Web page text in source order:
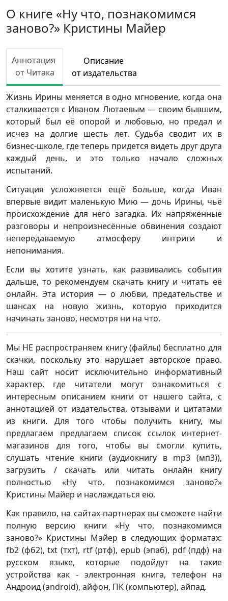
О книге «Ну что, познакомимся
заново?» Кристины Майер
Аннотация
от Читака
Описание
от издательства
Жизнь Ирины меняется в одно мгновение, когда она
сталкивается с Иваном Лютаевым — своим бывшим,
который был её опорой и любовью, но предал и
исчез на долгие шесть лет. Судьба сводит их в
бизнес-школе, где теперь придется видеть друг друга
каждый день, и это только начало сложных
испытаний.
Ситуация усложняется ещё больше, когда Иван
впервые видит маленькую Мию — дочь Ирины, чьё
происхождение для него загадка. Их напряжённые
разговоры и непроизнесённые обвинения создают
непередаваемую атмосферу интриги и
непонимания.
Если вы хотите узнать, как развивались события
дальше, то рекомендуем скачать книгу и читать её
онлайн. Эта история — о любви, предательстве и
шансах на новую жизнь, которую приходится
начинать заново, несмотря ни на что.
Мы НЕ распространяем книгу (файлы) бесплатно для
скачки, поскольку это нарушает авторское право.
Наш сайт носит исключительно информативный
характер, где читатели могут ознакомиться с
интересным описанием книги от нашего сайта, с
аннотацией от издательства, отзывами и цитатами
из книги. Для того чтобы получить книгу, мы
предлагаем предлагаем список ссылок интернет-
магазинов для того, чтобы вы смогли купить,
слушать чтение книги (аудиокнигу в mp3 (мп3)),
загрузить / скачать или читать онлайн книгу
полностью «Ну что, познакомимся заново?»
Кристины Майер и наслаждаться ею.
Как правило, на сайтах-партнерах вы сможете найти
полную версию книги «Ну что, познакомимся
заново?» Кристины Майер в следующих форматах:
fb2 (фб2), txt (тхт), rtf (ртф), epub (эпаб), pdf (пдф) на
русском языке, которые подойдут на такие
устройства как - электронная книга, телефон на
Андроид (android), айфон, ПК (компьютер), айпад.